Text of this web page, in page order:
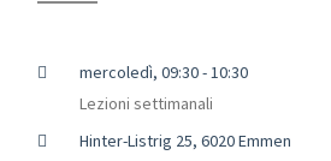
mercoledì, 09:30 - 10:30
Lezioni settimanali
Hinter-Listrig 25, 6020 Emmen